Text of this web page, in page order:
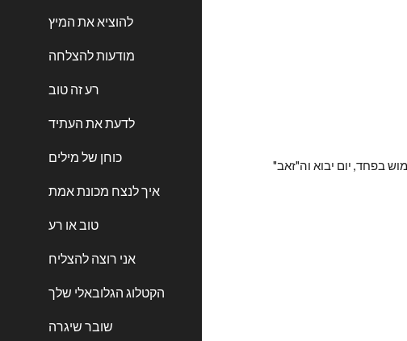
להוציא את המיץ
מודעות להצלחה
רע זה טוב
לדעת את העתיד
כוחן של מילים
איך לנצח מכונת אמת
טוב או רע
אני רוצה להצליח
הקטלוג הגלובאלי שלך
שובר שיגרה